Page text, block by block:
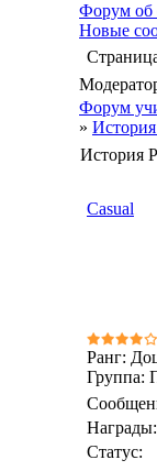
Форум об
Новые
Форум
»
История
Casual
Ранг:
Группа:
Награды:
Статус: